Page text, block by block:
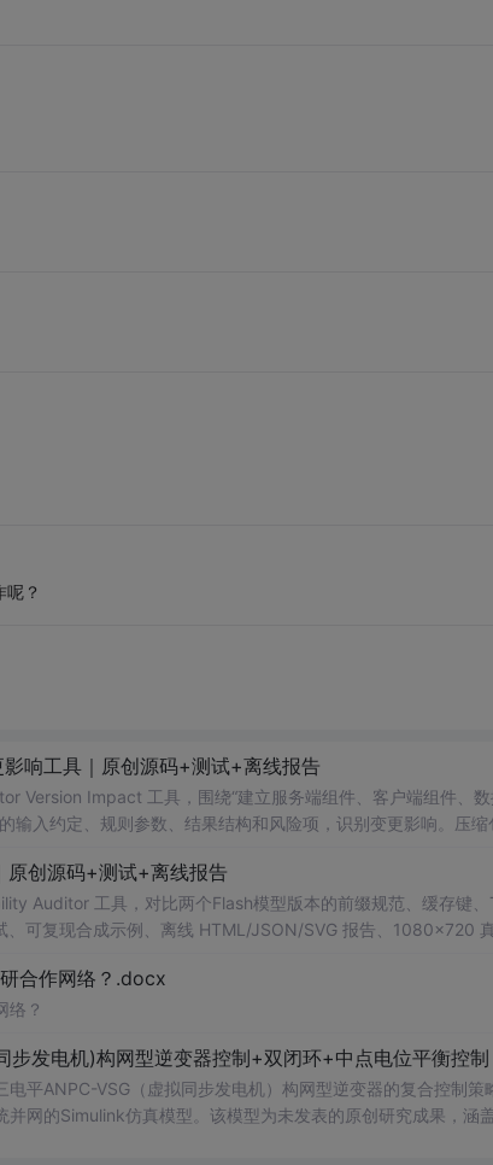
？
响工具｜原创源码+测试+离线报告
Version Impact 工具，围绕“建立服务端组件、客户端组件、
输入约定、规则参数、结果结构和风险项，识别变更影响。压
包含热点产品或开源项目源码、Logo、官方截图、论文、生产
原创源码+测试+离线报告
Auditor 工具，对比两个Flash模型版本的前缀规范、缓存键
、可复现合成示例、离线 HTML/JSON/SVG 报告、1080×720
合作网络？.docx
络？
步发电机)构网型逆变器控制+双闭环+中点电位平衡控制
平ANPC-VSG（虚拟同步发电机）构网型逆变器的复合控制
网的Simulink仿真模型。该模型为未发表的原创研究成果，涵